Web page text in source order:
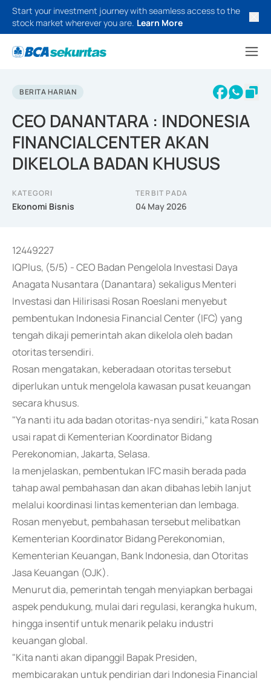
Start your investment journey with seamless access to the
stock market wherever you are. Learn More
BERITA HARIAN
CEO DANANTARA : INDONESIA
FINANCIALCENTER AKAN
DIKELOLA BADAN KHUSUS
KATEGORI
Ekonomi Bisnis
TERBIT PADA
04 May 2026
12449227
IQPlus, (5/5) - CEO Badan Pengelola Investasi Daya
Anagata Nusantara (Danantara) sekaligus Menteri
Investasi dan Hilirisasi Rosan Roeslani menyebut
pembentukan Indonesia Financial Center (IFC) yang
tengah dikaji pemerintah akan dikelola oleh badan
otoritas tersendiri.
Rosan mengatakan, keberadaan otoritas tersebut
diperlukan untuk mengelola kawasan pusat keuangan
secara khusus.
"Ya nanti itu ada badan otoritas-nya sendiri," kata Rosan
usai rapat di Kementerian Koordinator Bidang
Perekonomian, Jakarta, Selasa.
Ia menjelaskan, pembentukan IFC masih berada pada
tahap awal pembahasan dan akan dibahas lebih lanjut
melalui koordinasi lintas kementerian dan lembaga.
Rosan menyebut, pembahasan tersebut melibatkan
Kementerian Koordinator Bidang Perekonomian,
Kementerian Keuangan, Bank Indonesia, dan Otoritas
Jasa Keuangan (OJK).
Menurut dia, pemerintah tengah menyiapkan berbagai
aspek pendukung, mulai dari regulasi, kerangka hukum,
hingga insentif untuk menarik pelaku industri
keuangan global.
"Kita nanti akan dipanggil Bapak Presiden,
membicarakan untuk pendirian dari Indonesia Financial